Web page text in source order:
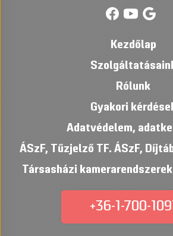
Kezdőlap
Rólunk
Gyakori
Adatvédelem,
ÁSzF, Tűzjelző TF. ÁSzF,
Társasházi
+36-1-700-